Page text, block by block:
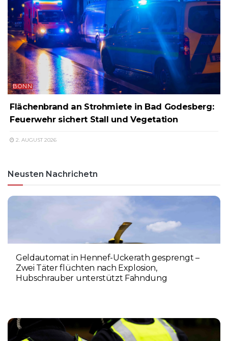
BONN
Flächenbrand an Strohmiete in Bad Godesberg:
Feuerwehr sichert Stall und Vegetation
2. AUGUST 2026
Neusten Nachrichetn
Geldautomat in Hennef-Uckerath gesprengt –
Zwei Täter flüchten nach Explosion,
Hubschrauber unterstützt Fahndung